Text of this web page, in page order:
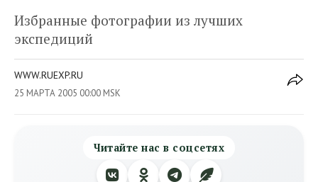
Избранные фотографии из лучших
экспедиций
WWW.RUEXP.RU
25 МАРТА 2005 00:00 MSK
Читайте нас в соцсетях